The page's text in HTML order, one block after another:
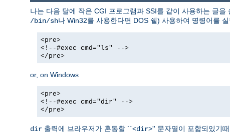
나는 다음 달에 작은 CGI 프로그램과 SSI를 같이 사용하는 글을
/bin/sh나 Win32를 사용한다면 DOS 쉘) 사용하여 명령어를
<pre>
<!--#exec cmd="ls" -->
</pre>
or, on Windows
<pre>
<!--#exec cmd="dir" -->
</pre>
dir 출력에 브라우저가 혼동할 ``<dir>'' 문자열이 포함되있기